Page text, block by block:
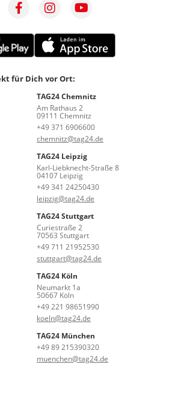
für Dich vor Ort:
TAG24 Chemnitz
Am Rathaus 2
09111 Chemnitz
+49 371 6906600
chemnitz@tag24.de
TAG24 Leipzig
Karl-Liebknecht-Straße 8
04107 Leipzig
+49 341 24250430
leipzig@tag24.de
TAG24 Stuttgart
Curiestraße 2
70563 Stuttgart
+49 711 21952530
stuttgart@tag24.de
TAG24 Köln
Neumarkt 1a
50667 Köln
+49 221 98651990
koeln@tag24.de
TAG24 München
+49 89 215390320
muenchen@tag24.de